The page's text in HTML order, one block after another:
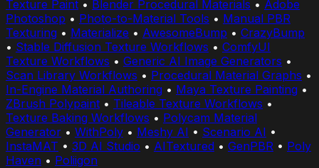
Texture Paint • Blender Procedural Materials • Adobe
Photoshop • Photo-to-Material Tools • Manual PBR
Texturing • Materialize • AwesomeBump • CrazyBump
• Stable Diffusion Texture Workflows • ComfyUI
Texture Workflows • Generic AI Image Generators •
Scan Library Workflows • Procedural Material Graphs •
In-Engine Material Authoring • Maya Texture Painting •
ZBrush Polypaint • Tileable Texture Workflows •
Texture Baking Workflows • Polycam Material
Generator • WithPoly • Meshy AI • Scenario AI •
InstaMAT • 3D AI Studio • AITextured • GenPBR • Poly
Haven • Poliigon